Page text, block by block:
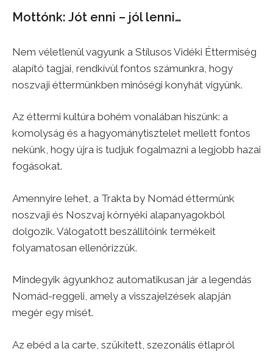
Mottónk: Jót enni – jól lenni…
Nem véletlenül vagyunk a Stílusos Vidéki Éttermiség
alapító tagjai, rendkívül fontos számunkra, hogy
noszvaji éttermünkben minőségi konyhát vigyünk.
Az éttermi kultúra bohém vonalában hiszünk: a
komolyság és a hagyománytisztelet mellett fontos
nekünk, hogy újra is tudjuk fogalmazni a legjobb hazai
fogásokat.
Amennyire lehet, a Trakta by Nomád éttermünk
noszvaji és Noszvaj környéki alapanyagokból
dolgozik. Válogatott beszállítóink termékeit
folyamatosan ellenőrizzük.
Mindegyik ágyunkhoz automatikusan jár a legendás
Nomád-reggeli, amely a visszajelzések alapján
megér egy misét.
Az ebéd a la carte, szűkített, szezonális étlapról